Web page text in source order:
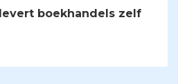
boekhandels zelf